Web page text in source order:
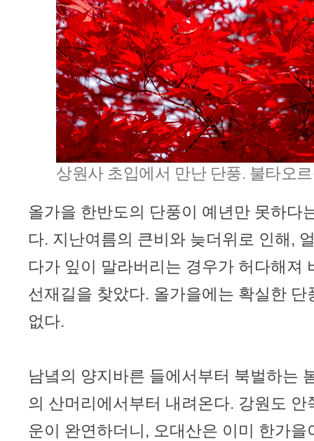
상원사 초입에서 만난 단풍. 불타오
올가을 한반도의 단풍이 예년만 못하다
다. 지난여름의 큰비와 늦더위로 인해,
다가 잎이 말라버리는 경우가 허다해져
선재길을 찾았다. 올가을에는 확실한 단
없다.
남녘의 양지바른 들에서부터 북벌하는
의 산머리에서부터 내려온다. 강원도 안
운이 완연하더니, 오대산은 이미 한가을